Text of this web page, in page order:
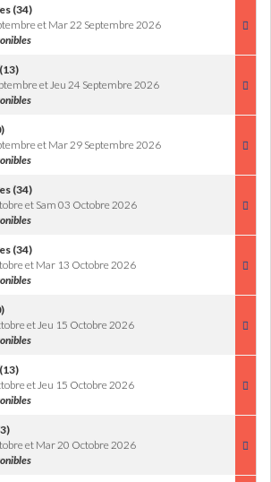
(34)
et Mar 22 Septembre 2026
et Jeu 24 Septembre 2026
et Mar 29 Septembre 2026
(34)
et Sam 03 Octobre 2026
(34)
et Mar 13 Octobre 2026
et Jeu 15 Octobre 2026
et Jeu 15 Octobre 2026
et Mar 20 Octobre 2026